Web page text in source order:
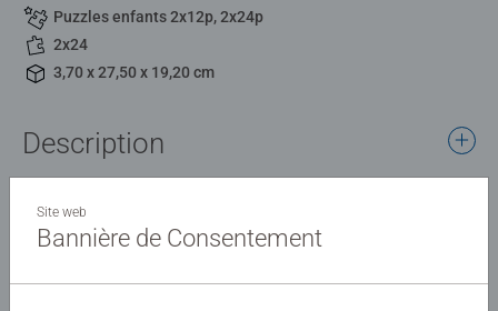
Puzzles enfants 2x12p, 2x24p
2x24
3,70 x 27,50 x 19,20 cm
Description
que des posters à taille réelle. Le nombre et la taille des
pièces sont conçus pour permettre aux enfants dès 4 ans
d'assembler leurs puzzles, dans l'univers de leurs héros
Site web
Bannière de Consentement